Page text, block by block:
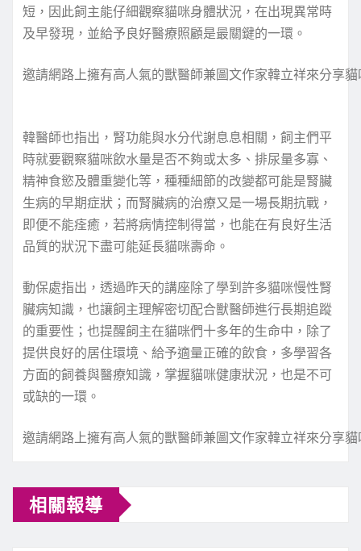
短，因此飼主能仔細觀察貓咪身體狀況，在出現異常時
及早發現，並給予良好醫療照顧是最關鍵的一環。
邀請網路上擁有高人氣的獸醫師兼圖文作家韓立祥來分享
韓醫師也指出，腎功能與水分代謝息息相關，飼主們平
時就要觀察貓咪飲水量是否不夠或太多、排尿量多寡、
精神食慾及體重變化等，種種細節的改變都可能是腎臟
生病的早期症狀；而腎臟病的治療又是一場長期抗戰，
即便不能痊癒，若將病情控制得當，也能在有良好生活
品質的狀況下盡可能延長貓咪壽命。
動保處指出，透過昨天的講座除了學到許多貓咪慢性腎
臟病知識，也讓飼主理解密切配合獸醫師進行長期追蹤
的重要性；也提醒飼主在貓咪們十多年的生命中，除了
提供良好的居住環境、給予適量正確的飲食，多學習各
方面的飼養與醫療知識，掌握貓咪健康狀況，也是不可
或缺的一環。
邀請網路上擁有高人氣的獸醫師兼圖文作家韓立祥來分享
相關報導